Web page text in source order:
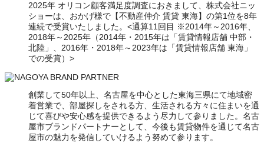
2025年 オリコン顧客満足度調査におきまして、株式会社ニッ
ショーは、おかげ様で【不動産仲介 賃貸 東海】の第1位を8年
連続で受賞いたしました。<通算11回目 ※2014年～2016年、
2018年～2025年（2014年・2015年は「賃貸情報店舗 中部・
北陸」、2016年・2018年～2023年は「賃貸情報店舗 東海」
での受賞）>
創業して50年以上、名古屋を中心とした東海三県にて地域密
着営業で、部屋探しをされる方、生活される方々に住まいを通
じて喜びや安心感を提供できるよう尽力して参りました。名古
屋市ブランドパートナーとして、今後も賃貸物件を通じて名古
屋市の魅力を発信していけるよう努めて参ります。